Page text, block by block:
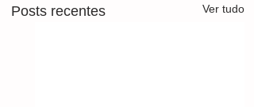
Posts recentes Ver tudo